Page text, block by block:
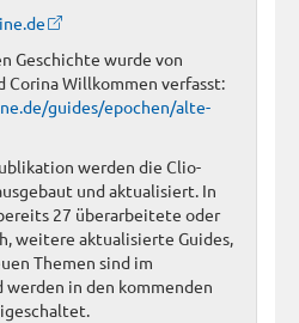
Geschichte wurde von
Corina Willkommen verfasst:
guides/epochen/alte-
werden die Clio-
und aktualisiert. In
27 überarbeitete oder
weitere aktualisierte Guides,
Themen sind im
werden in den kommenden